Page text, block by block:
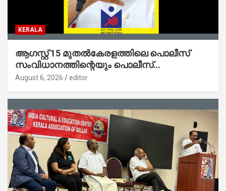
KERALA
ആഗസ്റ്റ് 15 മുതല്‍കേരളത്തിലെ പൊലീസ്
സംവിധാനത്തിന്റെയും പൊലീസ്
സ്റ്റേഷനുകളുടെയും മുഖഛായ മാറുകയാണ് :
August 6, 2026 editor